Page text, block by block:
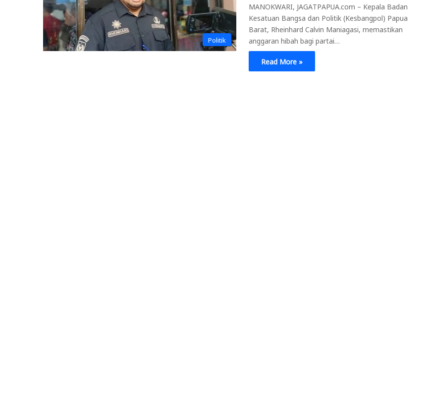
Politik
MANOKWARI, JAGATPAPUA.com – Kepala Badan
Kesatuan Bangsa dan Politik (Kesbangpol) Papua
Barat, Rheinhard Calvin Maniagasi, memastikan
anggaran hibah bagi partai…
Read More »